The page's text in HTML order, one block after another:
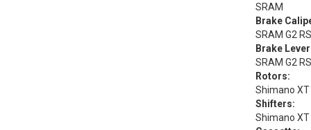
SRAM
Brake
SRAM G2
Brake
SRAM G2
Rotors:
Shimano
Shifters:
Shimano XT